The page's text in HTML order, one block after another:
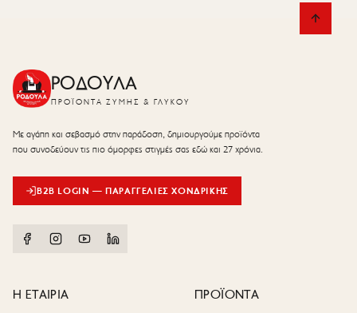
ΡΟΔΟΥΛΑ
ΠΡΟΪΌΝΤΑ ΖΎΜΗΣ & ΓΛΥΚΟΎ
Με αγάπη και σεβασμό στην παράδοση, δημιουργούμε προϊόντα
που συνοδεύουν τις πιο όμορφες στιγμές σας εδώ και 27 χρόνια.
B2B LOGIN — ΠΑΡΑΓΓΕΛΊΕΣ ΧΟΝΔΡΙΚΉΣ
Η ΕΤΑΙΡΙΑ ΠΡΟΪΟΝΤΑ